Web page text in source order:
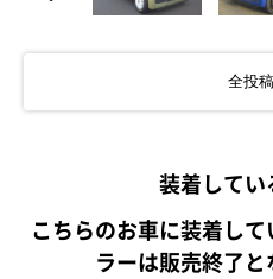
全投
装着して
こちらのお車に装着し
ラーは販売終了と